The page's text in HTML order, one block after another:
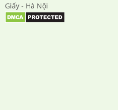
Giấy - Hà Nội